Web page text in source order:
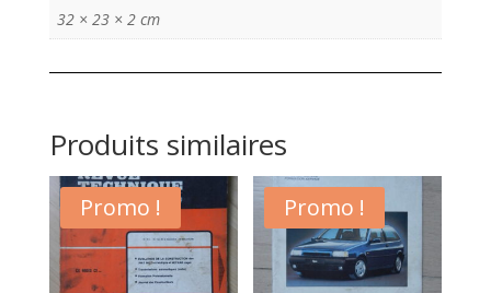
2015
32 × 23 × 2 cm
Produits similaires
Promo ! Promo !